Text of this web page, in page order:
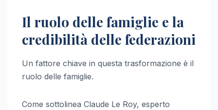
Il ruolo delle famiglie e la
credibilità delle federazioni
Un fattore chiave in questa trasformazione è il
ruolo delle famiglie.
Come sottolinea Claude Le Roy, esperto